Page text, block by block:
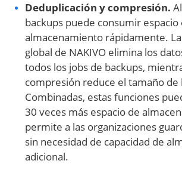
Deduplicación y compresión.
backups puede consumir espacio
almacenamiento rápidamente.
global de NAKIVO elimina los
todos los jobs de backups,
compresión reduce el tamaño de
Combinadas, estas funciones
30 veces más espacio de
permite a las organizaciones
sin necesidad de capacidad de
adicional.